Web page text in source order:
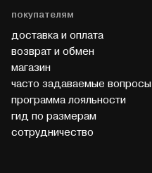
покупателям
доставка и оплата
возврат и обмен
магазин
часто задаваемые вопросы
программа лояльности
гид по размерам
cотрудничество